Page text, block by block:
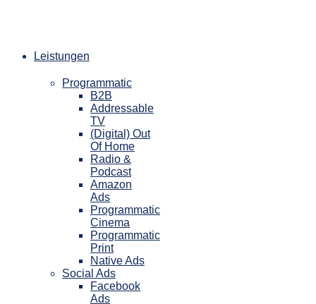
Leistungen
Programmatic
B2B
Addressable
TV
(Digital) Out
Of Home
Radio &
Podcast
Amazon
Ads
Programmatic
Cinema
Programmatic
Print
Native Ads
Social Ads
Facebook
Ads